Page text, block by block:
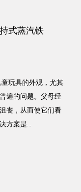
式蒸汽铁
遍的问题。父母经
丧，从而使它们看
方案是...